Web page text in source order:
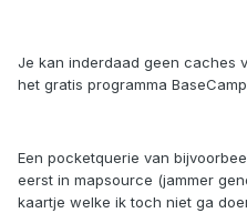
Je kan inderdaad geen caches
het gratis programma
Een pocketquerie van
eerst in mapsource (jammer
kaartje welke ik toch niet ga